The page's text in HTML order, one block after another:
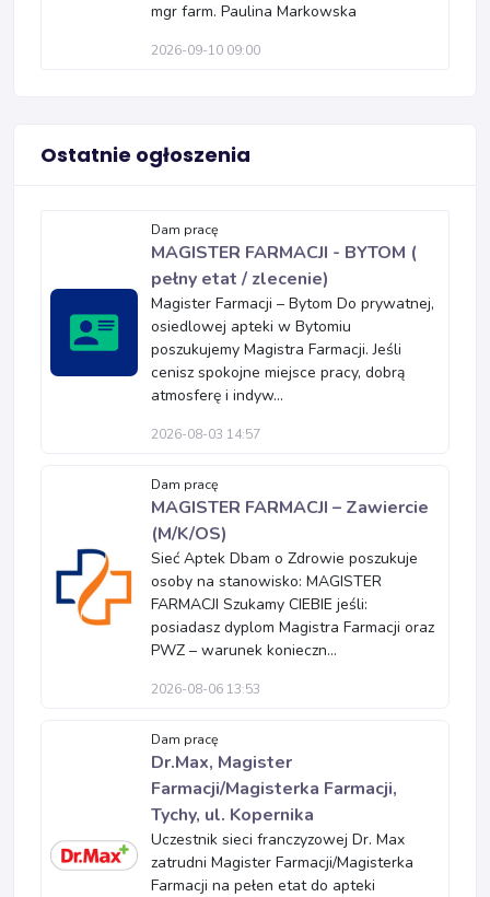
mgr farm. Paulina Markowska
2026-09-10 09:00
Ostatnie ogłoszenia
Dam pracę
MAGISTER FARMACJI - BYTOM (
pełny etat / zlecenie)
Magister Farmacji – Bytom Do prywatnej,
osiedlowej apteki w Bytomiu
poszukujemy Magistra Farmacji. Jeśli
cenisz spokojne miejsce pracy, dobrą
atmosferę i indyw...
2026-08-03 14:57
Dam pracę
MAGISTER FARMACJI – Zawiercie
(M/K/OS)
Sieć Aptek Dbam o Zdrowie poszukuje
osoby na stanowisko: MAGISTER
FARMACJI Szukamy CIEBIE jeśli:
posiadasz dyplom Magistra Farmacji oraz
PWZ – warunek konieczn...
2026-08-06 13:53
Dam pracę
Dr.Max, Magister
Farmacji/Magisterka Farmacji,
Tychy, ul. Kopernika
Uczestnik sieci franczyzowej Dr. Max
zatrudni Magister Farmacji/Magisterka
Farmacji na pełen etat do apteki